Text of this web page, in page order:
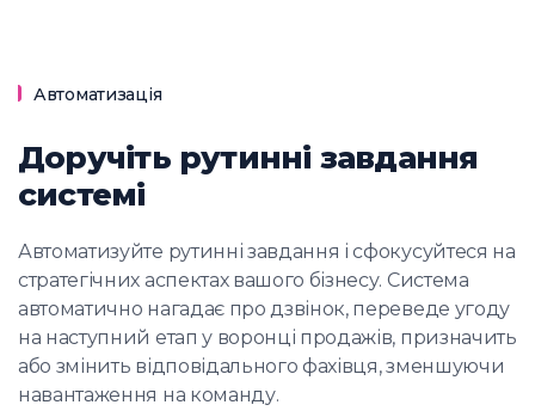
Автоматизація
Доручіть рутинні завдання
системі
Автоматизуйте рутинні завдання і сфокусуйтеся на
стратегічних аспектах вашого бізнесу. Система
автоматично нагадає про дзвінок, переведе угоду
на наступний етап у воронці продажів, призначить
або змінить відповідального фахівця, зменшуючи
навантаження на команду.